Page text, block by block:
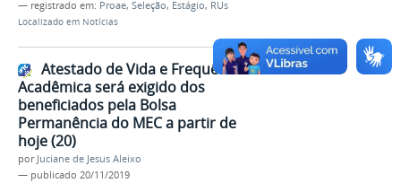
— registrado em: Proae, Seleção, Estágio, RUs
Localizado em Notícias
Atestado de Vida e Frequência
Acadêmica será exigido dos
beneficiados pela Bolsa
Permanência do MEC a partir de
hoje (20)
por Juciane de Jesus Aleixo
— publicado 20/11/2019